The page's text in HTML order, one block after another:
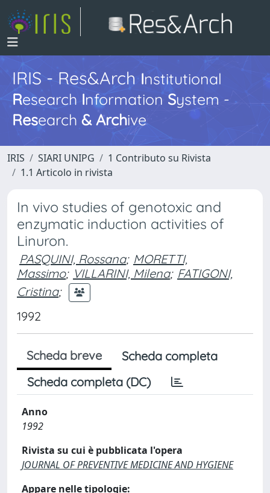
IRIS - Res&ArchInstitutional
Research InformationSystem -
Research & Archive
IRIS SIARI UNIPG
1 Contributo su Rivista
1.1 Articolo in rivista
In vivo studies of genotoxic and
enzymatic induction activities of
Linuron.
PASQUINI, Rossana; MORETTI,
Massimo; VILLARINI, Milena; FATIGONI,
Cristina;
1992
Scheda breve
Scheda completa
Scheda completa (DC)
Anno
1992
Rivista su cui è pubblicata l'opera
JOURNAL OF PREVENTIVE MEDICINE AND HYGIENE
Appare nelle tipologie: